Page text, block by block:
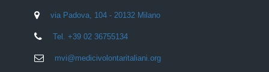
via Padova, 104 - 20132 Milano
Tel. +39 02 36755134
mvi@medicivolontaritaliani.org